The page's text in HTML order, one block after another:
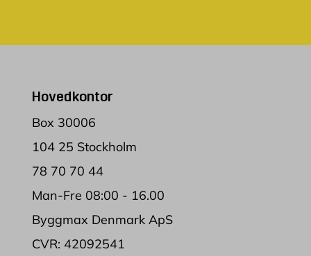
Hovedkontor
Box 30006
104 25 Stockholm
78 70 70 44
Man-Fre 08:00 - 16.00
Byggmax Denmark ApS
CVR: 42092541